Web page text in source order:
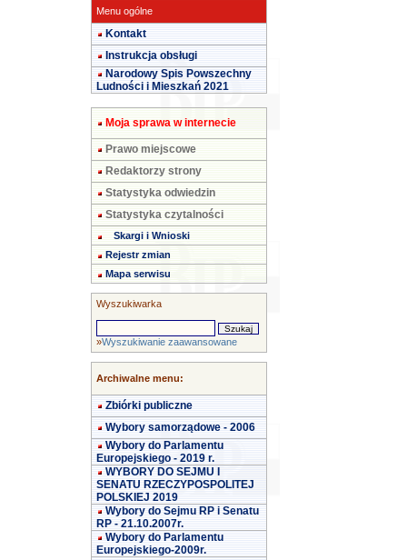
Menu ogólne
Kontakt
Instrukcja obsługi
Narodowy Spis Powszechny
Ludności i Mieszkań 2021
Moja sprawa w internecie
Prawo miejscowe
Redaktorzy strony
Statystyka odwiedzin
Statystyka czytalności
Skargi i Wnioski
Rejestr zmian
Mapa serwisu
Wyszukiwarka
»Wyszukiwanie zaawansowane
Archiwalne menu:
Zbiórki publiczne
Wybory samorządowe - 2006
Wybory do Parlamentu
Europejskiego - 2019 r.
WYBORY DO SEJMU I
SENATU RZECZYPOSPOLITEJ
POLSKIEJ 2019
Wybory do Sejmu RP i Senatu
RP - 21.10.2007r.
Wybory do Parlamentu
Europejskiego-2009r.